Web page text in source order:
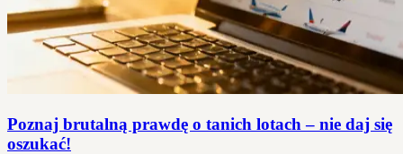
Poznaj brutalną prawdę o tanich lotach – nie daj się
oszukać!